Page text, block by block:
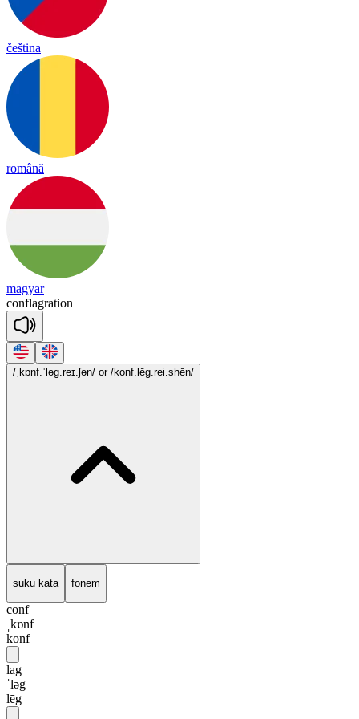
čeština
română
magyar
conflagration
/ˌkɒnf.ˈləg.reɪ.ʃən/ or /konf.lēg.rei.shēn/
suku kata fonem
conf
ˌkɒnf
konf
lag
ˈləg
lēg